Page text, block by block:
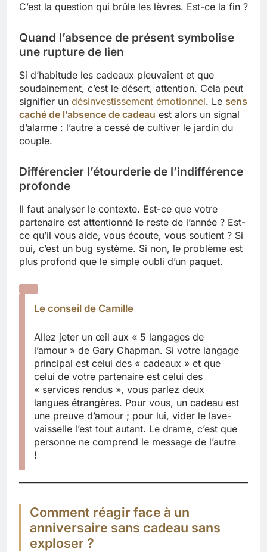
C’est la question qui brûle les lèvres. Est-ce la fin ?
Quand l’absence de présent symbolise
une rupture de lien
Si d’habitude les cadeaux pleuvaient et que
soudainement, c’est le désert, attention. Cela peut
signifier un désinvestissement émotionnel. Le sens
caché de l’absence de cadeau est alors un signal
d’alarme : l’autre a cessé de cultiver le jardin du
couple.
Différencier l’étourderie de l’indifférence
profonde
Il faut analyser le contexte. Est-ce que votre
partenaire est attentionné le reste de l’année ? Est-
ce qu’il vous aide, vous écoute, vous soutient ? Si
oui, c’est un bug système. Si non, le problème est
plus profond que le simple oubli d’un paquet.
Le conseil de Camille
Allez jeter un œil aux « 5 langages de
l’amour » de Gary Chapman. Si votre langage
principal est celui des « cadeaux » et que
celui de votre partenaire est celui des
« services rendus », vous parlez deux
langues étrangères. Pour vous, un cadeau est
une preuve d’amour ; pour lui, vider le lave-
vaisselle l’est tout autant. Le drame, c’est que
personne ne comprend le message de l’autre
!
Comment réagir face à un
anniversaire sans cadeau sans
exploser ?